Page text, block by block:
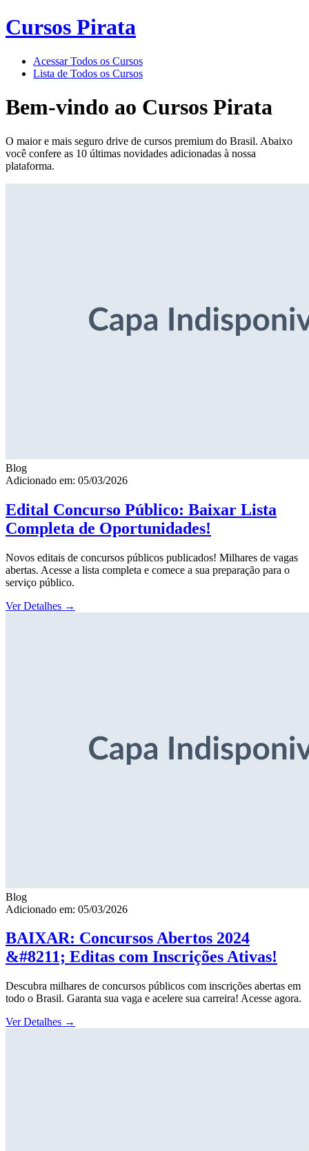
Cursos Pirata
Acessar Todos os Cursos
Lista de Todos os Cursos
Bem-vindo ao Cursos Pirata
O maior e mais seguro drive de cursos premium do Brasil. Abaixo
você confere as 10 últimas novidades adicionadas à nossa
plataforma.
Blog
Adicionado em: 05/03/2026
Edital Concurso Público: Baixar Lista
Completa de Oportunidades!
Novos editais de concursos públicos publicados! Milhares de vagas
abertas. Acesse a lista completa e comece a sua preparação para o
serviço público.
Ver Detalhes →
Blog
Adicionado em: 05/03/2026
BAIXAR: Concursos Abertos 2024
&#8211; Editas com Inscrições Ativas!
Descubra milhares de concursos públicos com inscrições abertas em
todo o Brasil. Garanta sua vaga e acelere sua carreira! Acesse agora.
Ver Detalhes →